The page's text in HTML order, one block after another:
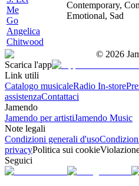
Me
Go
Angelica
Chitwood
Contemporary,
Emotional, Sad
© 2026
Scarica l'app
Link utili
Catalogo musicaleRadio In-store
assistenzaContattaci
Jamendo
Jamendo per artistiJamendo Music
Note legali
Condizioni generali d'uso
privacyPolitica sui cookie
Seguici